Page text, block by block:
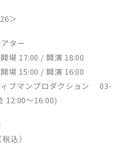
＞
ター
場 17:00 / 開演 18:00
場 15:00 / 開演 16:00
ィブマンプロダクション 03-
12:00～16:00)
込）